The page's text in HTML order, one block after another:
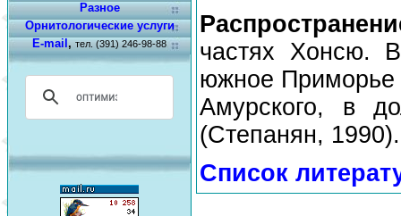
Разное
Орнитологические услуги
E-mail,тел. (391) 246-98-88
частях Хонсю.
южное Приморье
Амурского, в
(Степанян, 1990).
Список